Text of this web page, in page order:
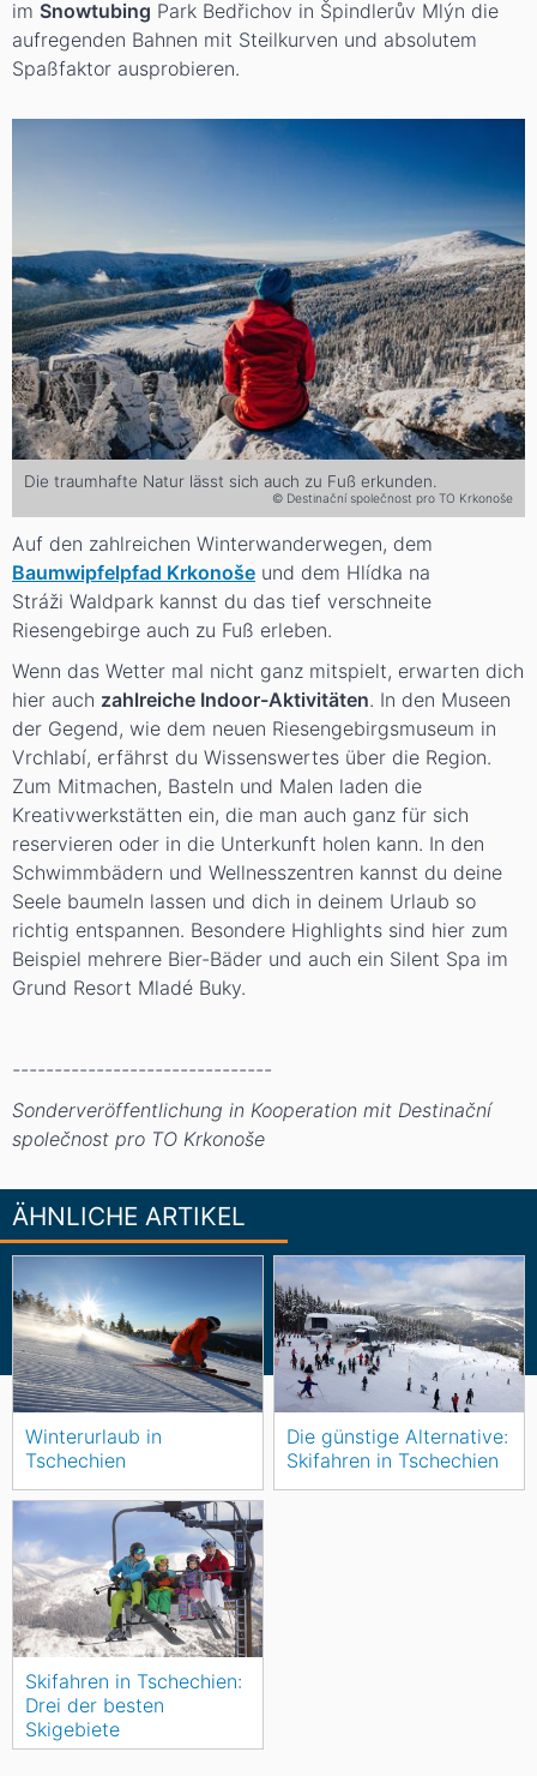
im Snowtubing Park Bedřichov in Špindlerův Mlýn die
aufregenden Bahnen mit Steilkurven und absolutem
Spaßfaktor ausprobieren.
Die traumhafte Natur lässt sich auch zu Fuß erkunden.
© Destinační společnost pro TO Krkonoše
Auf den zahlreichen Winterwanderwegen, dem
Baumwipfelpfad Krkonoše und dem Hlídka na
Stráži Waldpark kannst du das tief verschneite
Riesengebirge auch zu Fuß erleben.
Wenn das Wetter mal nicht ganz mitspielt, erwarten dich
hier auch zahlreiche Indoor-Aktivitäten. In den Museen
der Gegend, wie dem neuen Riesengebirgsmuseum in
Vrchlabí, erfährst du Wissenswertes über die Region.
Zum Mitmachen, Basteln und Malen laden die
Kreativwerkstätten ein, die man auch ganz für sich
reservieren oder in die Unterkunft holen kann. In den
Schwimmbädern und Wellnesszentren kannst du deine
Seele baumeln lassen und dich in deinem Urlaub so
richtig entspannen. Besondere Highlights sind hier zum
Beispiel mehrere Bier-Bäder und auch ein Silent Spa im
Grund Resort Mladé Buky.
-------------------------------
Sonderveröffentlichung in Kooperation mit Destinační
společnost pro TO Krkonoše
ÄHNLICHE ARTIKEL
Winterurlaub in
Tschechien
Die günstige Alternative:
Skifahren in Tschechien
Skifahren in Tschechien:
Drei der besten
Skigebiete